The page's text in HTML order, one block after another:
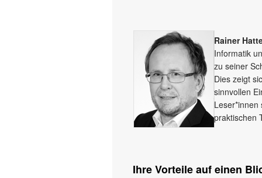
Rainer
Informatik
zu seiner
Dies zeigt
sinnvollen
Leser*innen
praktischen
Ihre Vorteile auf einen